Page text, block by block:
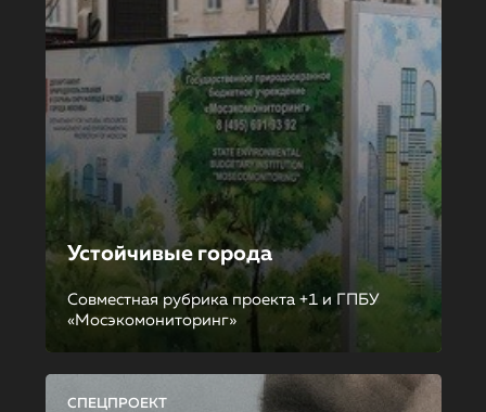
Устойчивые города
Совместная рубрика проекта +1 и ГПБУ
«Мосэкомониторинг»
СПЕЦПРОЕКТ